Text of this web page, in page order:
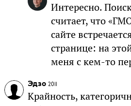
Интересно.
считает, что
сайте
странице: на
меня с кем-то
Эдзо 2011
Крайность,